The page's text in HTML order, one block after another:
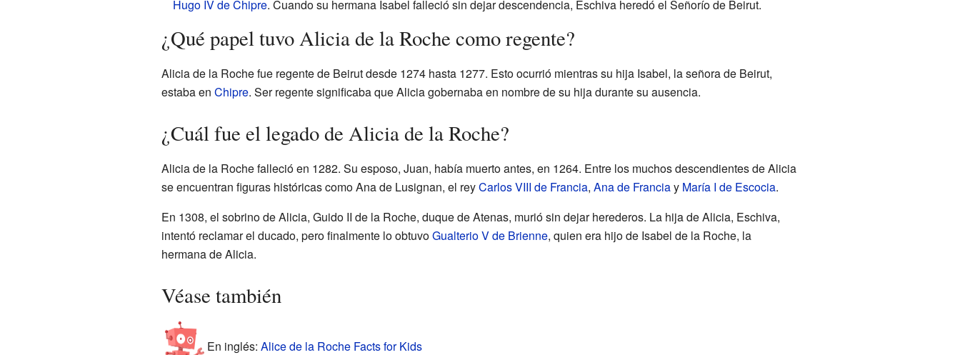
Hugo IV de Chipre. Cuando su hermana Isabel falleció sin dejar descendencia, Eschiva heredó el Señorío de Beirut.
¿Qué papel tuvo Alicia de la Roche como regente?
Alicia de la Roche fue regente de Beirut desde 1274 hasta 1277. Esto ocurrió mientras su hija Isabel, la señora de Beirut,
estaba en Chipre. Ser regente significaba que Alicia gobernaba en nombre de su hija durante su ausencia.
¿Cuál fue el legado de Alicia de la Roche?
Alicia de la Roche falleció en 1282. Su esposo, Juan, había muerto antes, en 1264. Entre los muchos descendientes de Alicia
se encuentran figuras históricas como Ana de Lusignan, el reyCarlos VIII de Francia, Ana de Franciay María I de Escocia.
En 1308, el sobrino de Alicia, Guido II de la Roche, duque de Atenas, murió sin dejar herederos. La hija de Alicia, Eschiva,
intentó reclamar el ducado, pero finalmente lo obtuvoGualterio V de Brienne, quien era hijo de Isabel de la Roche, la
hermana de Alicia.
Véase también
En inglés: Alice de la Roche Facts for Kids